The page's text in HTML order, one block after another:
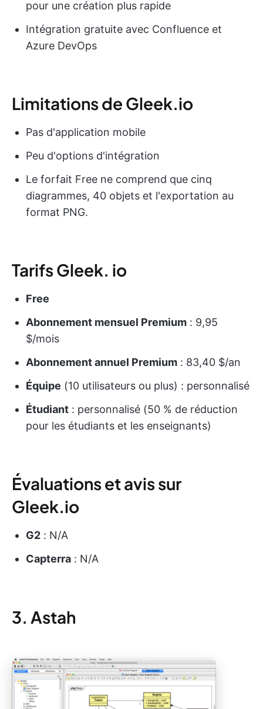
pour une création plus rapide
Intégration gratuite avec Confluence et
Azure DevOps
Limitations de Gleek.io
Pas d'application mobile
Peu d'options d'intégration
Le forfait Free ne comprend que cinq
diagrammes, 40 objets et l'exportation au
format PNG.
Tarifs Gleek. io
Free
Abonnement mensuel Premium : 9,95
$/mois
Abonnement annuel Premium : 83,40 $/an
Équipe (10 utilisateurs ou plus) : personnalisé
Étudiant : personnalisé (50 % de réduction
pour les étudiants et les enseignants)
Évaluations et avis sur
Gleek.io
G2 : N/A
Capterra : N/A
3. Astah